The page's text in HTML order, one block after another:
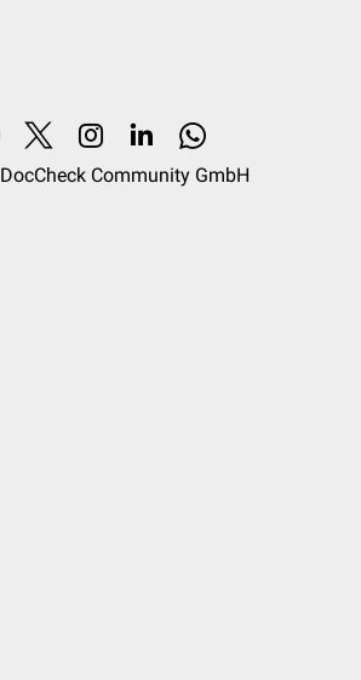
DocCheck Community GmbH